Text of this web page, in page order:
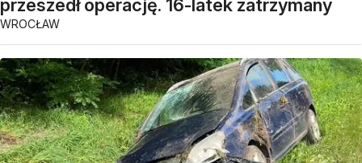
przeszedł operację. 16-latek zatrzymany
WROCŁAW